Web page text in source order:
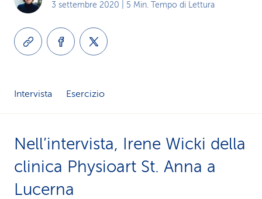
n
e
r
3 settembre 2020 | 5 Min. Tempo di Lettura
Intervista Esercizio
Nell’intervista, Irene Wicki della
clinica Physioart St. Anna a
Lucerna